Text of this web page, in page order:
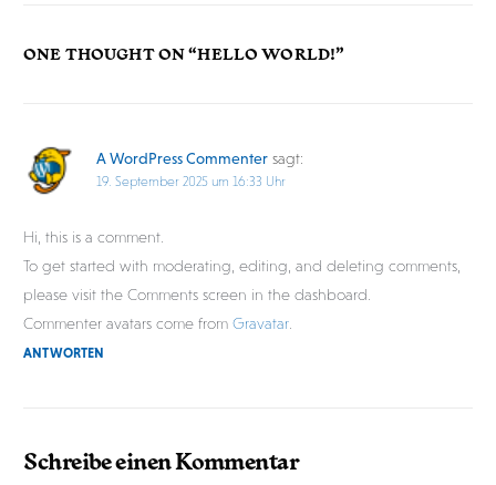
ONE THOUGHT ON “HELLO WORLD!”
A WordPress Commenter sagt:
19. September 2025 um 16:33 Uhr
Hi, this is a comment.
To get started with moderating, editing, and deleting comments,
please visit the Comments screen in the dashboard.
Commenter avatars come fromGravatar
ANTWORTEN
Schreibe einen Kommentar